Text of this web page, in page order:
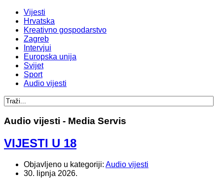
Vijesti
Hrvatska
Kreativno gospodarstvo
Zagreb
Intervjui
Europska unija
Svijet
Sport
Audio vijesti
Audio vijesti - Media Servis
VIJESTI U 18
Objavljeno u kategoriji: Audio vijesti
30. lipnja 2026.